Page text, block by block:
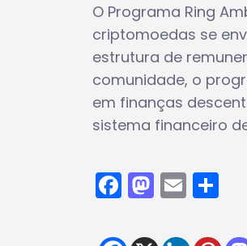
O Programa Ring
criptomoedas se
estrutura de
comunidade, o
em finanças
sistema financeiro
Facebook
Email